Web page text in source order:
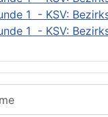
1 - KSV:
1 - KSV: